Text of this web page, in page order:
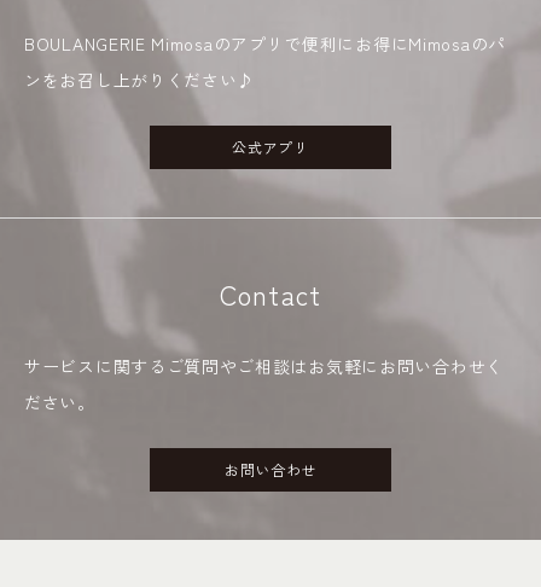
BOULANGERIE Mimosaのアプリで便利にお得にMimosaのパ
ンをお召し上がりください♪
公式アプリ
Contact
サービスに関するご質問やご相談はお気軽にお問い合わせく
ださい。
お問い合わせ